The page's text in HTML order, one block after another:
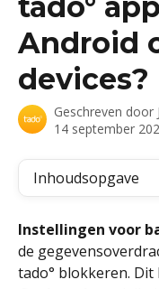
Android
devices?
Geschreven door
14 september
Inhoudsopgave
Instellingen voor
de
tado° blokkeren.